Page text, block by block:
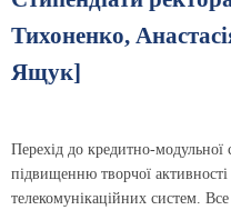
Тихоненко,
Ящук]
Перехід до кредитно-
підвищенню творчої активності
телекомунікаційних систем.